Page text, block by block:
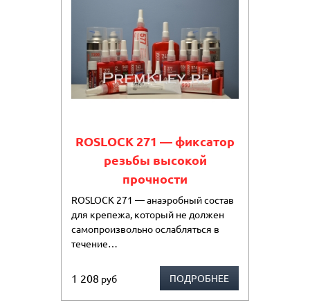
ROSLOCK 271 — фиксатор
резьбы высокой
прочности
ROSLOCK 271 — анаэробный состав
для крепежа, который не должен
самопроизвольно ослабляться в
течение…
1 208 руб ПОДРОБНЕЕ